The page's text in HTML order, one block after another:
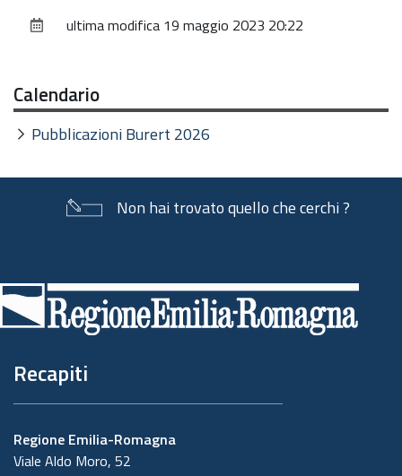
documentoultima modifica 19 maggio 2023 20:22
Calendario
Pubblicazioni Burert 2026
Non hai trovato quello che cerchi ?
di
pagina
Recapiti
Regione Emilia-Romagna
Viale Aldo Moro, 52